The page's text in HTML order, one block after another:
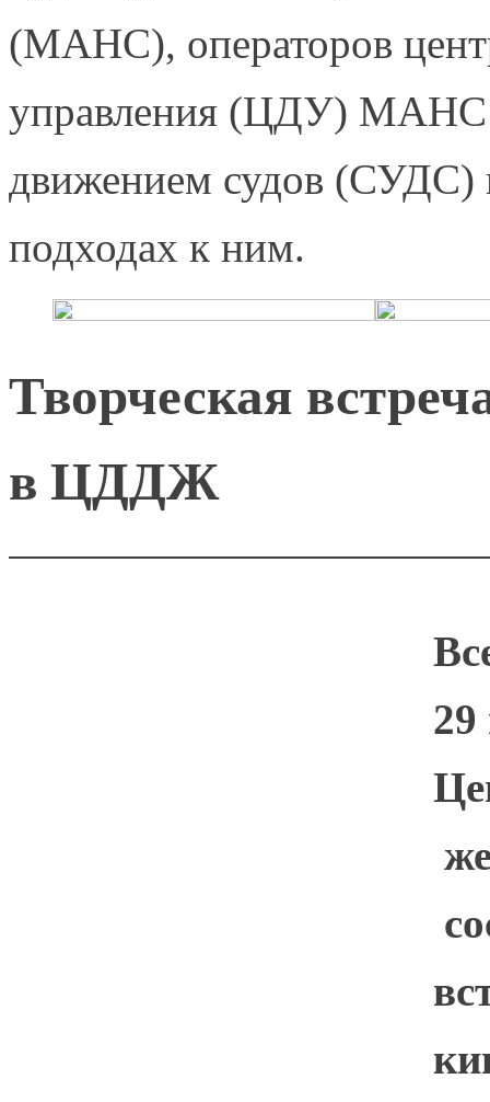
(МАНС), операторов
управления (ЦДУ) МАНС
движением судов (СУДС)
подходах к ним.
Творческая
в ЦДДЖ
29